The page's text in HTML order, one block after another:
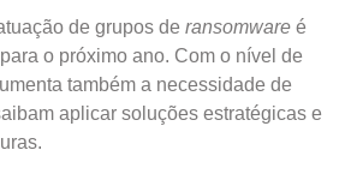
de grupos de ransomware é
o próximo ano. Com o nível de
também a necessidade de
aplicar soluções estratégicas e